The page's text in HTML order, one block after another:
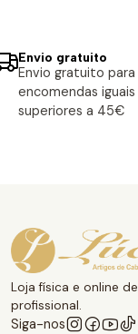
Envio gratuito
Envio gratuito para
encomendas iguais
superiores a 45€
Loja física e online
profissional.
Siga-nos